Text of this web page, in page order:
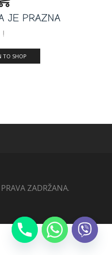
JE PRAZNA
!
TO SHOP
ZADRŽANA.